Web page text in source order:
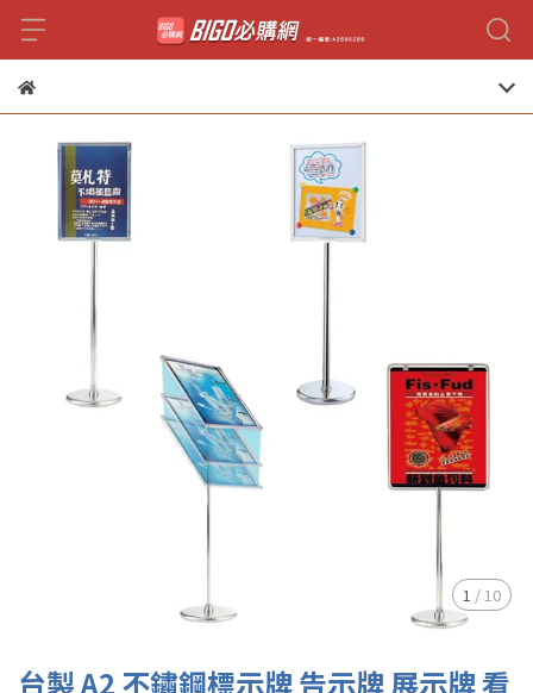
1 / 10
台製 A2 不鏽鋼標示牌 告示牌 展示牌 看